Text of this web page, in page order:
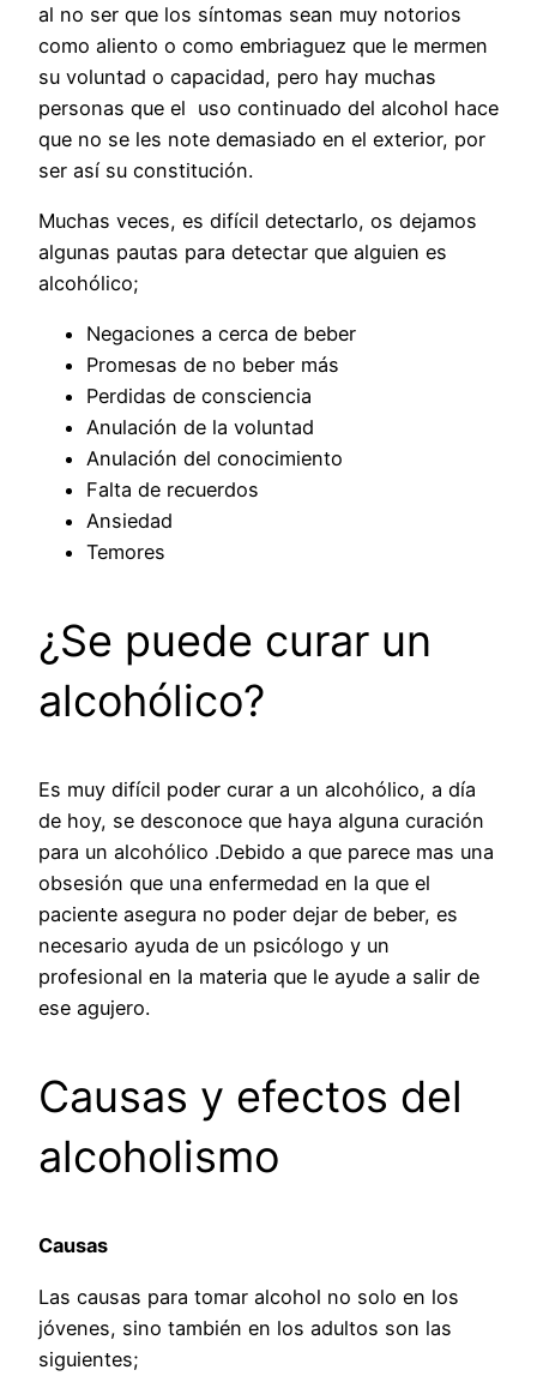
al no ser que los síntomas sean muy notorios
como aliento o como embriaguez que le mermen
su voluntad o capacidad, pero hay muchas
personas que el uso continuado del alcohol hace
que no se les note demasiado en el exterior, por
ser así su constitución.
Muchas veces, es difícil detectarlo, os dejamos
algunas pautas para detectar que alguien es
alcohólico;
Negaciones a cerca de beber
Promesas de no beber más
Perdidas de consciencia
Anulación de la voluntad
Anulación del conocimiento
Falta de recuerdos
Ansiedad
Temores
¿Se puede curar un
alcohólico?
Es muy difícil poder curar a un alcohólico, a día
de hoy, se desconoce que haya alguna curación
para un alcohólico .Debido a que parece mas una
obsesión que una enfermedad en la que el
paciente asegura no poder dejar de beber, es
necesario ayuda de un psicólogo y un
profesional en la materia que le ayude a salir de
ese agujero.
Causas y efectos del
alcoholismo
Causas
Las causas para tomar alcohol no solo en los
jóvenes, sino también en los adultos son las
siguientes;